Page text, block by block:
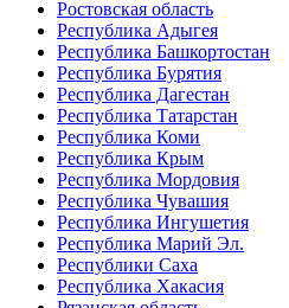
Ростовская область
Республика Адыгея
Республика Башкортостан
Республика Бурятия
Республика Дагестан
Республика Татарстан
Республика Коми
Республика Крым
Республика Мордовия
Республика Чувашия
Республика Ингушетия
Республика Марий Эл.
Республики Саха
Республика Хакасия